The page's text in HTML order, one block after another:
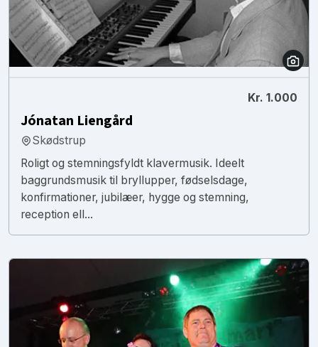
Kr. 1.000
Jónatan Liengård
Skødstrup
Roligt og stemningsfyldt klavermusik. Ideelt
baggrundsmusik til bryllupper, fødselsdage,
konfirmationer, jubilæer, hygge og stemning,
reception ell...